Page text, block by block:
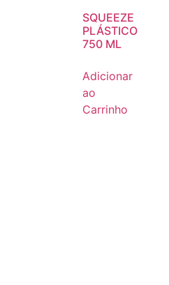
SQUEEZE
PLÁSTICO
750 ML
Adicionar
ao
Carrinho